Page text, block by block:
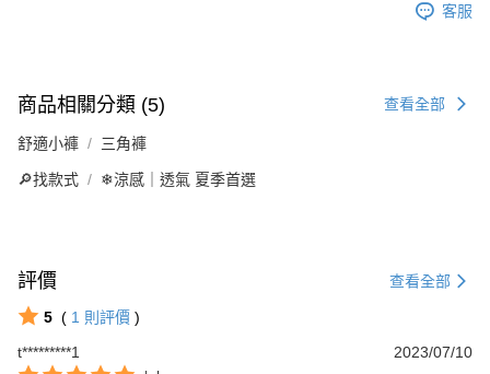
客服
商品相關分類 (5) 查看全部
舒適小褲 三角褲
🔎找款式 ❄涼感｜透氣 夏季首選
評價 查看全部
5 ( 1 則評價 )
t*********1
2023/07/10